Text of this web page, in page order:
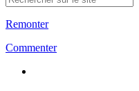
Remonter
Commenter